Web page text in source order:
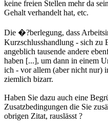
keine freien Stellen mehr da
Gehalt verhandelt hat, etc.
Die �?berlegung, dass
Kurzschlusshandlung - sich zu
angeblich tausende andere
haben [...], um dann in einem
ich - vor allem (aber nicht nur)
ziemlich bizarr.
Haben Sie dazu auch eine
Zusatzbedingungen die Sie
obrigen Zitat, rauslässt ?